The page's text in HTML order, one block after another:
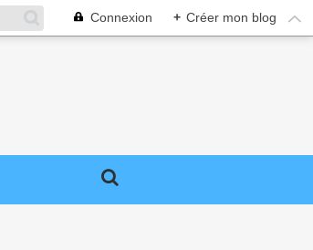
Connexion + Créer mon blog